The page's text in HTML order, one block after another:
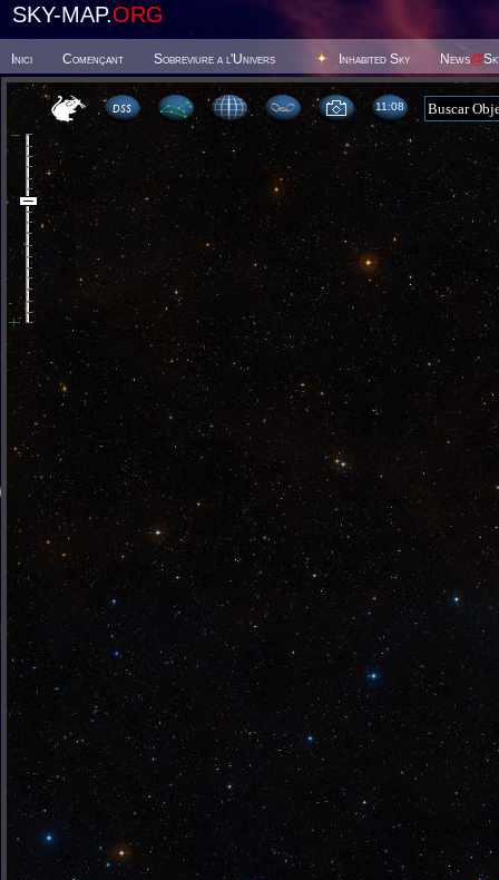
SKY-MAP.ORG
Inici Començant Sobreviure a l'Univers Inhabited Sky News@
11:08